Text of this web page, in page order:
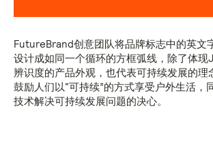
FutureBrand创意团队将品牌标志中的英文
设计成如同一个循环的方框弧线，除了体
辨识度的产品外观，也代表可持续发展的
鼓励人们以“可持续”的方式享受户外生活，
技术解决可持续发展问题的决心。